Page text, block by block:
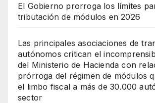
El Gobierno prorroga los límites
tributación de módulos en 2026
Las principales asociaciones de
autónomos critican el
del Ministerio de Hacienda con
prórroga del régimen de módulos
el limbo fiscal a más de 30.000
sector